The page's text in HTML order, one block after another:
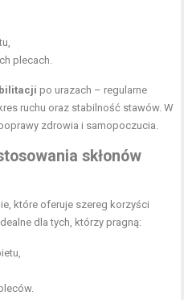
plecach.
po urazach – regularne
ruchu oraz stabilność stawów. W
zdrowia i samopoczucia.
skłonów
które oferuje szereg korzyści
dla tych, którzy pragną: